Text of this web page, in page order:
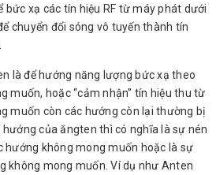
bức xạ các tín hiệu RF từ máy phát dưới
chuyển đổi sóng vô tuyến thành tín
là để hướng năng lượng bức xạ theo
muốn, hoặc “cảm nhận” tín hiệu thu từ
muốn còn các hướng còn lại thường bị
của ăngten thì có nghĩa là sự nén
hướng không mong muốn hoặc là sự
không mong muốn. Ví dụ như Anten